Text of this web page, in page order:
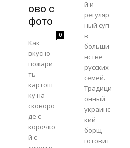
ово с
фото
0
Как
вкусно
пожари
ть
картош
ку на
сковоро
де с
корочко
й с
й и
регуляр
ный суп
в
больши
нстве
русских
семей.
Традици
онный
украинс
кий
борщ
готовит